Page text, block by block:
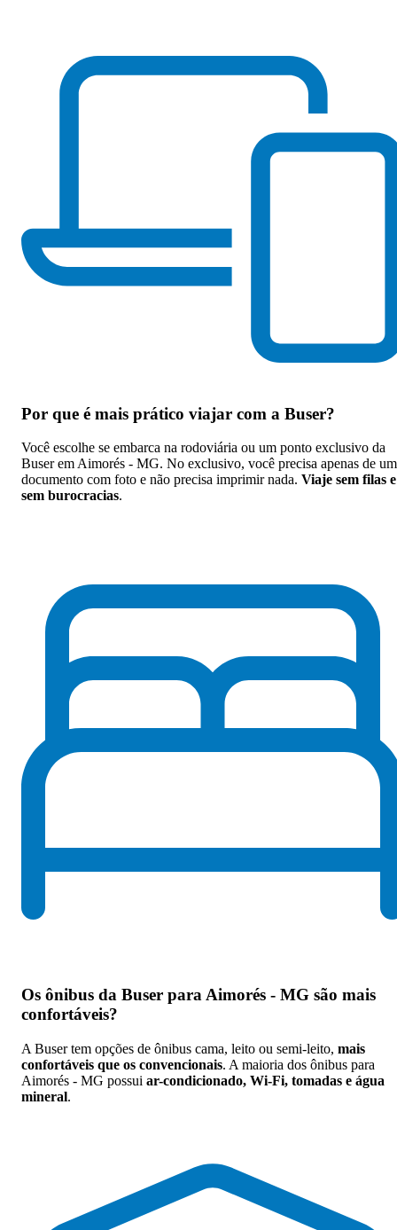
Por que é mais prático viajar com a Buser?
Você escolhe se embarca na rodoviária ou um ponto exclusivo da
Buser em Aimorés - MG. No exclusivo, você precisa apenas de um
documento com foto e não precisa imprimir nada. Viaje sem filas e
sem burocracias.
Os ônibus da Buser para Aimorés - MG são mais
confortáveis?
A Buser tem opções de ônibus cama, leito ou semi-leito, mais
confortáveis que os convencionais. A maioria dos ônibus para
Aimorés - MG possui ar-condicionado, Wi-Fi, tomadas e água
mineral.